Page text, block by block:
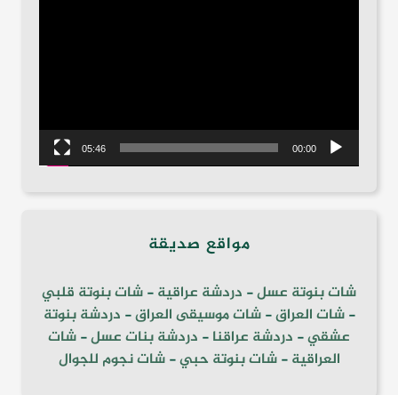
00:00
05:46
مواقع صديقة
شات بنوتة عسل- دردشة عراقية-شات بنوتة قلبي
-شات العراق-شات موسيقى العراق- دردشة بنوتة
عشقي- دردشة عراقنا- دردشة بنات عسل-شات
العراقية-شات بنوتة حبي-شات نجوم للجوال